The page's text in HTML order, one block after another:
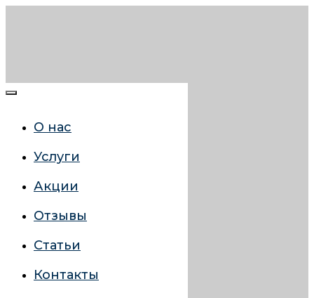
О нас
Услуги
Акции
Отзывы
Статьи
Контакты